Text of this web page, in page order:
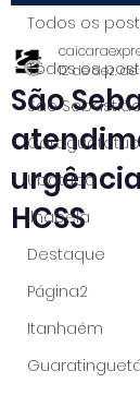
Todos os
São
Ubatuba
Ilhabela
Destaque
Página2
Itanhaém
Todos os
São
HCSS
12 de dez.